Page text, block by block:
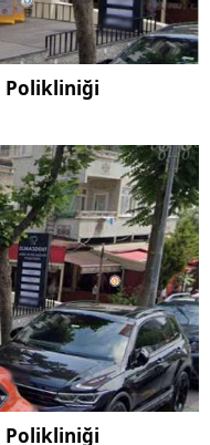
Polikliniği
Polikliniği